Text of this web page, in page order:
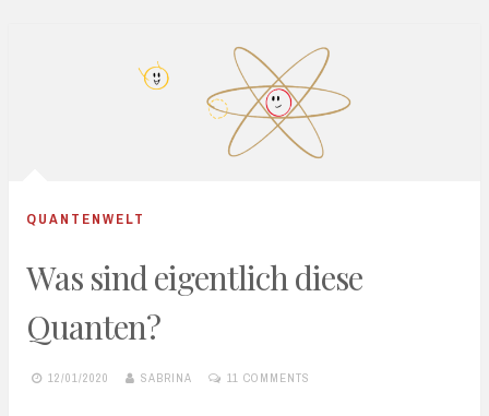
QUANTENWELT
Was sind eigentlich diese
Quanten?
12/01/2020 SABRINA 11 COMMENTS